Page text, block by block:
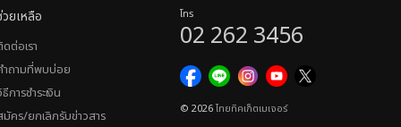
ยเหลือ
ต่อเรา
ำถามที่พบบ่อย
การชำระเงิน
คร/ยกเลิกรับข่าวสาร
โทร
02 262 3456
© 2026ไทยทิคเก็ตเมเจอร์